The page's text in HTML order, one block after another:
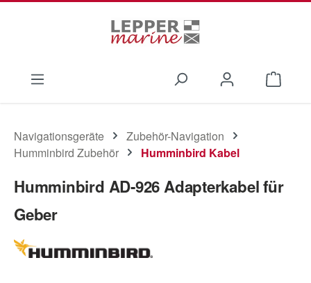
Navigationsgeräte
Zubehör-Navigation
Humminbird Zubehör
Humminbird Kabel
Humminbird AD-926 Adapterkabel für
Geber